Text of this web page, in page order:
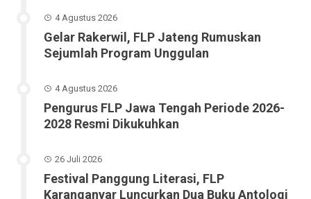
4 Agustus 2026
Gelar Rakerwil, FLP Jateng Rumuskan
Sejumlah Program Unggulan
4 Agustus 2026
Pengurus FLP Jawa Tengah Periode 2026-
2028 Resmi Dikukuhkan
26 Juli 2026
Festival Panggung Literasi, FLP
Karanganyar Luncurkan Dua Buku Antologi